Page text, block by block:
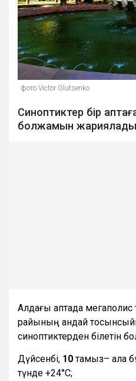
фото Victor Glutsenko
Синоптиктер бір
болжамын жариялады
Алдағы аптада
райының қандай
синоптиктерден білетін
Дүйсенбі, 10тамыз– ала
түнде +24°С;